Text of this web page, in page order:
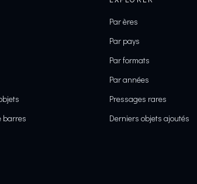
barres
Par ères
Par pays
Par formats
Par années
Pressages rares
Derniers objets ajoutés